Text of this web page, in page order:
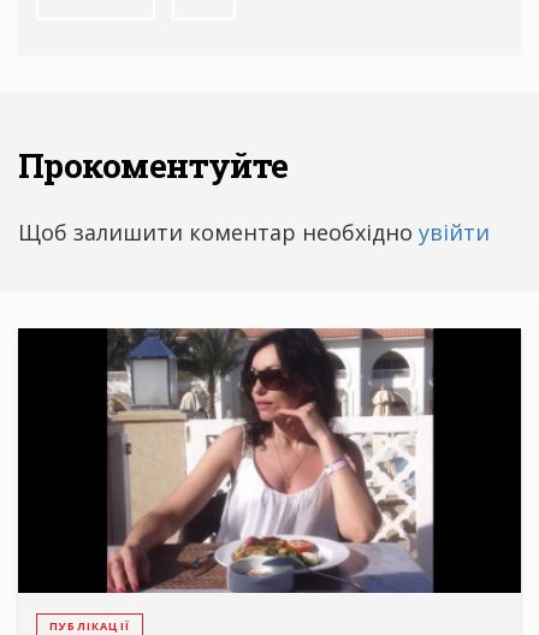
Прокоментуйте
Щоб залишити коментар необхідно увійти
ПУБЛІКАЦІЇ